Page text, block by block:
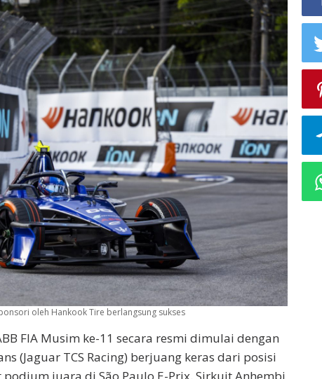
oleh Hankook Tire berlangsung sukses
FIA Musim ke-11 secara resmi dimulai dengan
(Jaguar TCS Racing) berjuang keras dari posisi